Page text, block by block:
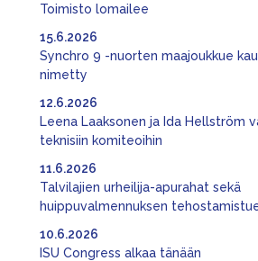
Toimisto lomailee
Synchro 9 -nuorten maajoukkue
nimetty
15.6.2026
Leena Laaksonen ja Ida Hellström
teknisiin komiteoihin
12.6.2026
Talvilajien urheilija-apurahat sekä
huippuvalmennuksen
11.6.2026
ISU Congress alkaa tänään
10.6.2026